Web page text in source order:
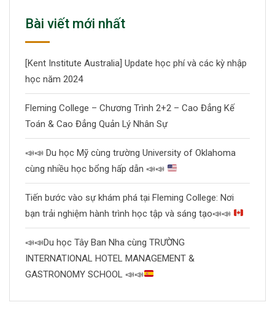
Bài viết mới nhất
[Kent Institute Australia] Update học phí và các kỳ nhập
học năm 2024
Fleming College – Chương Trình 2+2 – Cao Đẳng Kế
Toán & Cao Đẳng Quản Lý Nhân Sự
📣📣 Du học Mỹ cùng trường University of Oklahoma
cùng nhiều học bổng hấp dẫn 📣📣
Tiến bước vào sự khám phá tại Fleming College: Nơi
bạn trải nghiệm hành trình học tập và sáng tạo📣📣
📣📣Du học Tây Ban Nha cùng TRƯỜNG
INTERNATIONAL HOTEL MANAGEMENT &
GASTRONOMY SCHOOL 📣📣